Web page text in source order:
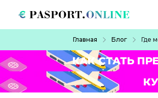
Главная Блог Где
КАК СТАТЬ